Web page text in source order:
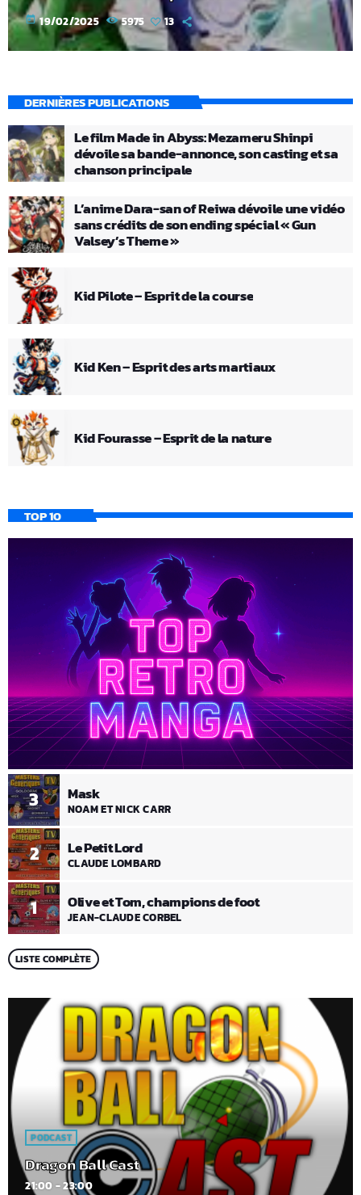
today 19/02/2025 5975 13
DERNIÈRES PUBLICATIONS
Le film Made in Abyss: Mezameru Shinpi
dévoile sa bande-annonce, son casting et sa
chanson principale
L’anime Dara-san of Reiwa dévoile une vidéo
sans crédits de son ending spécial « Gun
Valsey’s Theme »
Kid Pilote – Esprit de la course
Kid Ken – Esprit des arts martiaux
Kid Fourasse – Esprit de la nature
TOP 10
1 Olive et Tom, champions de foot
JEAN-CLAUDE CORBEL
2 Le Petit Lord
CLAUDE LOMBARD
3 Mask
NOAM ET NICK CARR
LISTE COMPLÈTE
PODCAST
Dragon Ball Cast
21:00 - 23:00